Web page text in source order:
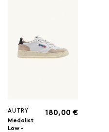
AUTRY
Medalist
Low -
180,00 €